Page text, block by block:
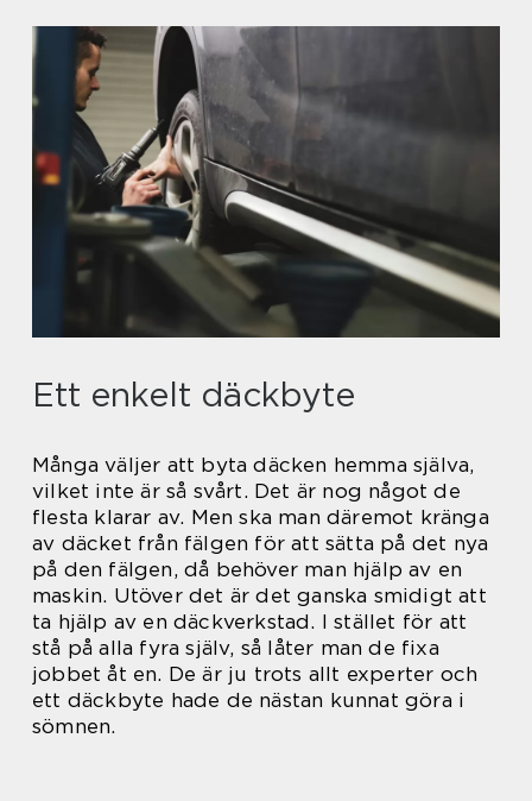
Ett enkelt däckbyte
Många väljer att byta däcken hemma själva,
vilket inte är så svårt. Det är nog något de
flesta klarar av. Men ska man däremot kränga
av däcket från fälgen för att sätta på det nya
på den fälgen, då behöver man hjälp av en
maskin. Utöver det är det ganska smidigt att
ta hjälp av en däckverkstad. I stället för att
stå på alla fyra själv, så låter man de fixa
jobbet åt en. De är ju trots allt experter och
ett däckbyte hade de nästan kunnat göra i
sömnen.